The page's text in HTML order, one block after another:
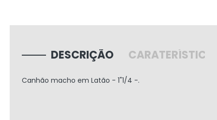
DESCRIÇÃO
Canhão macho em Latão - 1"1/4 -.